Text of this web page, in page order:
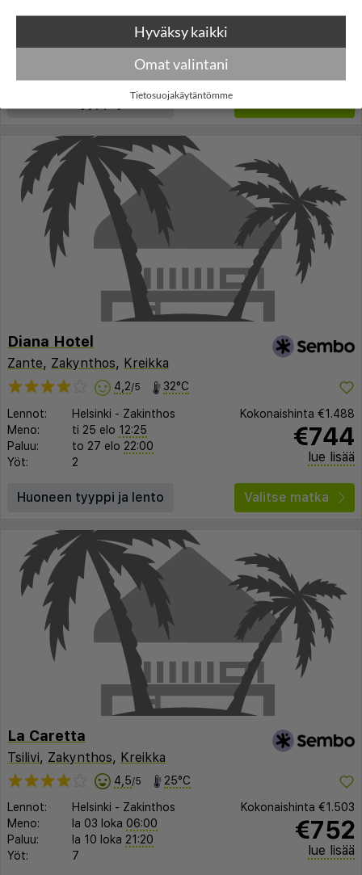
Lennot: Helsinki-Zakinthos
06:05
Paluu:
ti 22 syys 10:40
Kokonaishinta€1.482
€741
Huoneen tyyppi ja lento
Diana Hotel
Zante, Zakynthos, Kreikka
4,2/5 32°C
Lennot: Helsinki - Zakinthos
Meno:
ti 25 elo 12:25
Paluu:
to 27 elo 22:00
Yöt:
2
Kokonaishinta €1.488
€744
lue lisää
Huoneen tyyppi ja lento Valitse matka
La Caretta
Tsilivi, Zakynthos, Kreikka
4,5/5 25°C
Lennot: Helsinki - Zakinthos
Meno:
la 03 loka 06:00
Paluu:
la 10 loka 21:20
Yöt:
7
Kokonaishinta €1.503
€752
lue lisää
Hyväksy kaikki
Omat valintani
Tietosuojakäytäntömme